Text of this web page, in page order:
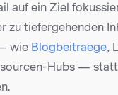
auf ein Ziel
zu tiefergehenden
wie Blogbeitraege,
Hubs —